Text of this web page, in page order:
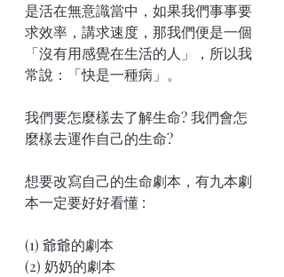
是活在無意識當中，如果我們事事要
求效率，講求速度，那我們便是一個
「沒有用感覺在生活的人」，所以我
常說：「快是一種病」。
我們要怎麼樣去了解生命? 我們會怎
麼樣去運作自己的生命?
想要改寫自己的生命劇本，有九本劇
本一定要好好看懂 :
(1) 爺爺的劇本
(2) 奶奶的劇本